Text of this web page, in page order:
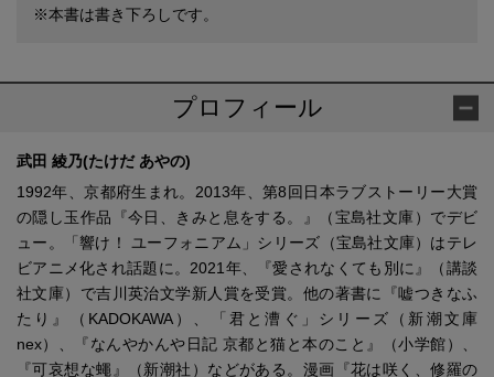
※本書は書き下ろしです。
プロフィール
武田 綾乃(たけだ あやの)
1992年、京都府生まれ。2013年、第8回日本ラブストーリー大賞
の隠し玉作品『今日、きみと息をする。』（宝島社文庫）でデビ
ュー。「響け！ ユーフォニアム」シリーズ（宝島社文庫）はテレ
ビアニメ化され話題に。2021年、『愛されなくても別に』（講談
社文庫）で吉川英治文学新人賞を受賞。他の著書に『嘘つきなふ
たり』（KADOKAWA）、「君と漕ぐ」シリーズ（新潮文庫
nex）、『なんやかんや日記 京都と猫と本のこと』（小学館）、
『可哀想な蠅』（新潮社）などがある。漫画『花は咲く、修羅の